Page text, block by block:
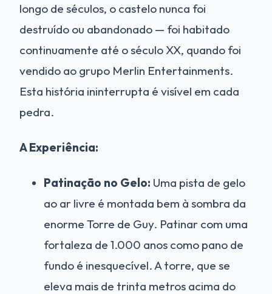
longo de séculos, o castelo nunca foi
destruído ou abandonado — foi habitado
continuamente até o século XX, quando foi
vendido ao grupo Merlin Entertainments.
Esta história ininterrupta é visível em cada
pedra.
A Experiência:
Patinação no Gelo: Uma pista de gelo
ao ar livre é montada bem à sombra da
enorme Torre de Guy. Patinar com uma
fortaleza de 1.000 anos como pano de
fundo é inesquecível. A torre, que se
eleva mais de trinta metros acima do